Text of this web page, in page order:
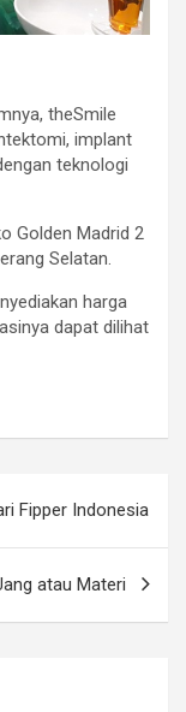
theSmile
implant
teknologi
Golden Madrid 2
Selatan.
harga
dapat dilihat
Fipper Indonesia
atau Materi